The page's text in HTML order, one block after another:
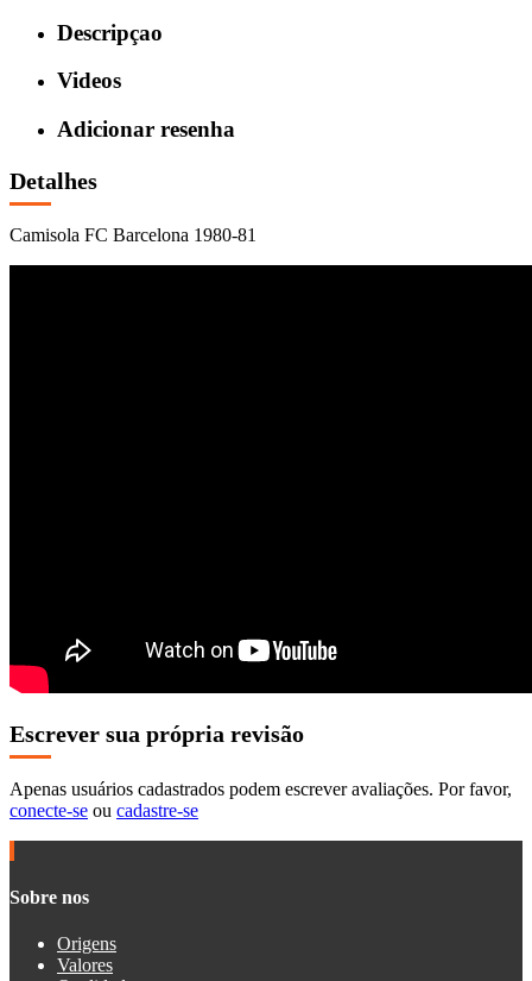
Descripçao
Videos
Adicionar resenha
Detalhes
Camisola FC Barcelona 1980-81
Escrever sua própria revisão
Apenas usuários cadastrados podem escrever avaliações. Por favor,
conecte-se ou cadastre-se
Sobre nos
Origens
Valores